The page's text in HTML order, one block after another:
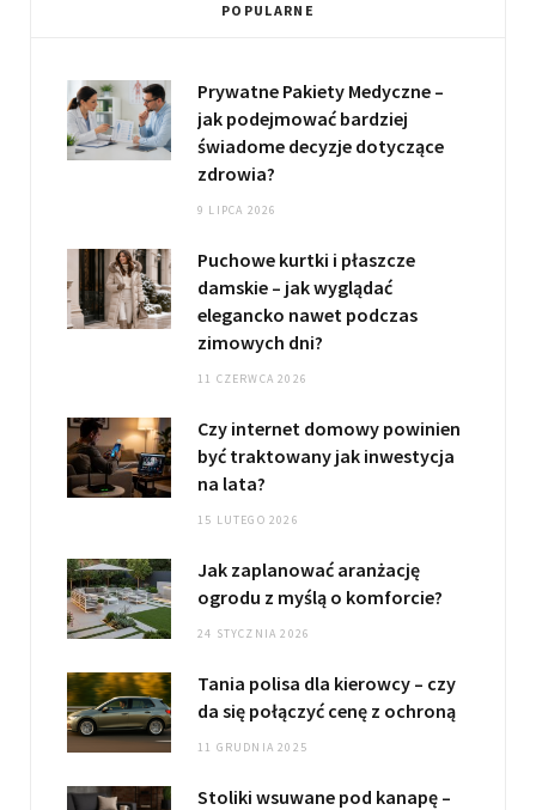
POPULARNE
Prywatne Pakiety Medyczne –
jak podejmować bardziej
świadome decyzje dotyczące
zdrowia?
9 LIPCA 2026
Puchowe kurtki i płaszcze
damskie – jak wyglądać
elegancko nawet podczas
zimowych dni?
11 CZERWCA 2026
Czy internet domowy powinien
być traktowany jak inwestycja
na lata?
15 LUTEGO 2026
Jak zaplanować aranżację
ogrodu z myślą o komforcie?
24 STYCZNIA 2026
Tania polisa dla kierowcy – czy
da się połączyć cenę z ochroną
11 GRUDNIA 2025
Stoliki wsuwane pod kanapę –